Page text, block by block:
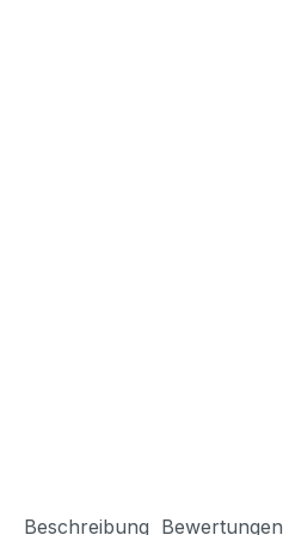
Beschreibung Bewertungen